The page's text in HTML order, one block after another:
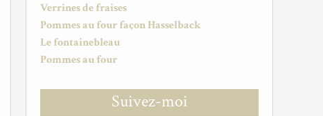
Verrines de fraises
Pommes au four façon Hasselback
Le fontainebleau
Pommes au four
Suivez-moi